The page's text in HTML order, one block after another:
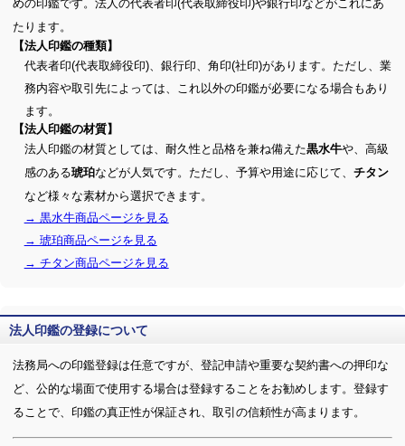
めの印鑑です。法人の代表者印(代表取締役印)や銀行印などがこれにあ
たります。
【法人印鑑の種類】
代表者印(代表取締役印)、銀行印、角印(社印)があります。ただし、業
務内容や取引先によっては、これ以外の印鑑が必要になる場合もあり
ます。
【法人印鑑の材質】
法人印鑑の材質としては、耐久性と品格を兼ね備えた黒水牛や、高級
感のある琥珀などが人気です。ただし、予算や用途に応じて、 チタン
など様々な素材から選択できます。
→ 黒水牛商品ページを見る
→ 琥珀商品ページを見る
→ チタン商品ページを見る
法人印鑑の登録について
法務局への印鑑登録は任意ですが、登記申請や重要な契約書への押印な
ど、公的な場面で使用する場合は登録することをお勧めします。登録す
ることで、印鑑の真正性が保証され、取引の信頼性が高まります。